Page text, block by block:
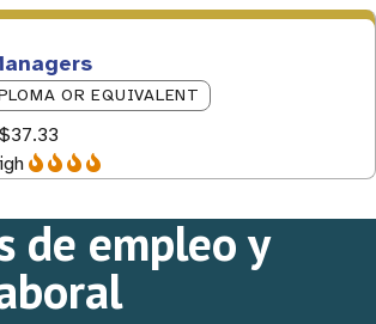
OR EQUIVALENT
de empleo y